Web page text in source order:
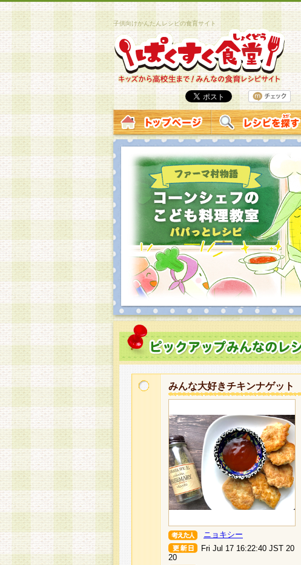
子供向けかんたんレシピの食育サイト
みんな大好きチキンナゲット
ニョキシー
Fri Jul 17 16:22:40 JST 20
20